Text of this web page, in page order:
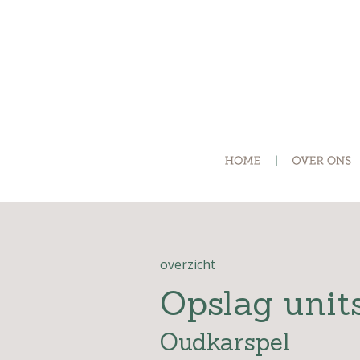
overzicht
Opslag
Oudkarspel